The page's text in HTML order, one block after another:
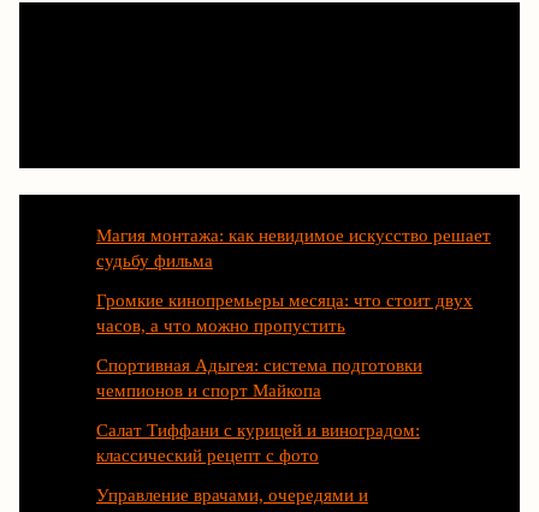
Магия монтажа: как невидимое искусство решает
судьбу фильма
Громкие кинопремьеры месяца: что стоит двух
часов, а что можно пропустить
Спортивная Адыгея: система подготовки
чемпионов и спорт Майкопа
Салат Тиффани с курицей и виноградом:
классический рецепт с фото
Управление врачами, очередями и